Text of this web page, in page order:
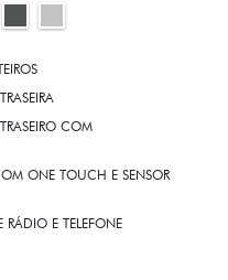
COM
ONE TOUCH E SENSOR
E TELEFONE